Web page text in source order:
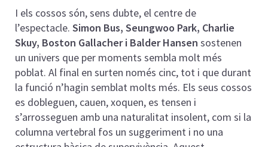
I els cossos són, sens dubte, el centre de
l’espectacle. Simon Bus, Seungwoo Park, Charlie
Skuy, Boston Gallacher i Balder Hansen sostenen
un univers que per moments sembla molt més
poblat. Al final en surten només cinc, tot i que durant
la funció n’hagin semblat molts més. Els seus cossos
es dobleguen, cauen, xoquen, es tensen i
s’arrosseguen amb una naturalitat insolent, com si la
columna vertebral fos un suggeriment i no una